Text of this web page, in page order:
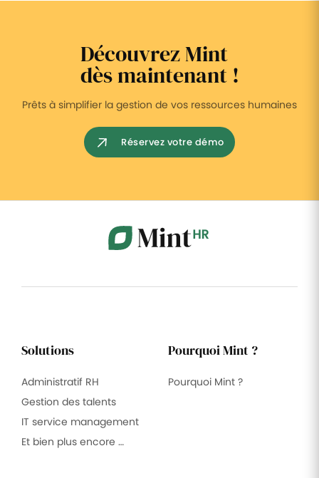
Découvrez Mint
dès maintenant !
Prêts à simplifier la gestion de vos ressources humaines
Réservez votre démo
Solutions
Administratif RH
Gestion des talents
IT service management
Et bien plus encore …
Pourquoi Mint ?
Pourquoi Mint ?